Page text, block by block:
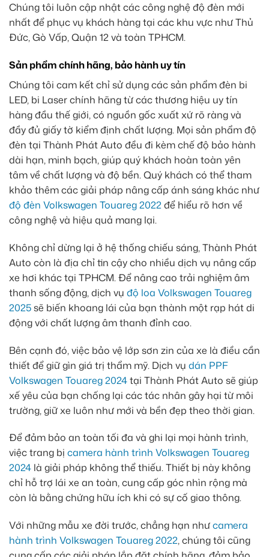
Chúng tôi luôn cập nhật các công nghệ độ đèn mới
nhất để phục vụ khách hàng tại các khu vực như Thủ
Đức, Gò Vấp, Quận 12 và toàn TPHCM.
Sản phẩm chính hãng, bảo hành uy tín
Chúng tôi cam kết chỉ sử dụng các sản phẩm đèn bi
LED, bi Laser chính hãng từ các thương hiệu uy tín
hàng đầu thế giới, có nguồn gốc xuất xứ rõ ràng và
đầy đủ giấy tờ kiểm định chất lượng. Mọi sản phẩm độ
đèn tại Thành Phát Auto đều đi kèm chế độ bảo hành
dài hạn, minh bạch, giúp quý khách hoàn toàn yên
tâm về chất lượng và độ bền. Quý khách có thể tham
khảo thêm các giải pháp nâng cấp ánh sáng khác như
độ đèn Volkswagen Touareg 2022để hiểu rõ hơn về
công nghệ và hiệu quả mang lại.
Không chỉ dừng lại ở hệ thống chiếu sáng, Thành Phát
Auto còn là địa chỉ tin cậy cho nhiều dịch vụ nâng cấp
xe hơi khác tại TPHCM. Để nâng cao trải nghiệm âm
thanh sống động, dịch vụ độ loa Volkswagen Touareg
2025sẽ biến khoang lái của bạn thành một rạp hát di
động với chất lượng âm thanh đỉnh cao.
Bên cạnh đó, việc bảo vệ lớp sơn zin của xe là điều cần
thiết để giữ gìn giá trị thẩm mỹ. Dịch vụ dán PPF
Volkswagen Touareg 2024tại Thành Phát Auto sẽ giúp
xế yêu của bạn chống lại các tác nhân gây hại từ môi
trường, giữ xe luôn như mới và bền đẹp theo thời gian.
Để đảm bảo an toàn tối đa và ghi lại mọi hành trình,
việc trang bị camera hành trình Volkswagen Touareg
2024 là giải pháp không thể thiếu. Thiết bị này không
chỉ hỗ trợ lái xe an toàn, cung cấp góc nhìn rộng mà
còn là bằng chứng hữu ích khi có sự cố giao thông.
Với những mẫu xe đời trước, chẳng hạn nhưcamera
hành trình Volkswagen Touareg 2022, chúng tôi cũng